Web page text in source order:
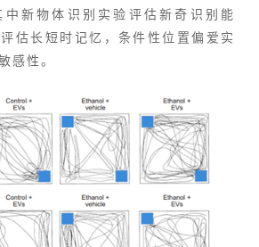
新物体识别实验评估新奇识别能
估长短时记忆，条件性位置偏爱实
感性。